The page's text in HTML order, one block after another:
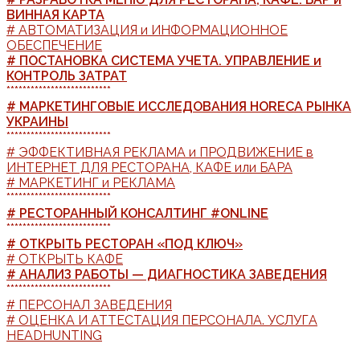
ВИННАЯ КАРТА
# АВТОМАТИЗАЦИЯ и ИНФОРМАЦИОННОЕ
ОБЕСПЕЧЕНИЕ
# ПОСТАНОВКА СИСТЕМА УЧЕТА. УПРАВЛЕНИЕ и
КОНТРОЛЬ ЗАТРАТ
**************************
# МАРКЕТИНГОВЫЕ ИССЛЕДОВАНИЯ HORECA РЫНКА
УКРАИНЫ
**************************
# ЭФФЕКТИВНАЯ РЕКЛАМА и ПРОДВИЖЕНИЕ в
ИНТЕРНЕТ ДЛЯ РЕСТОРАНА, КАФЕ или БАРА
# МАРКЕТИНГ и РЕКЛАМА
**************************
# РЕСТОРАННЫЙ КОНСАЛТИНГ #ONLINE
**************************
# ОТКРЫТЬ РЕСТОРАН «ПОД КЛЮЧ»
# ОТКРЫТЬ КАФЕ
# АНАЛИЗ РАБОТЫ — ДИАГНОСТИКА ЗАВЕДЕНИЯ
**************************
# ПЕРСОНАЛ ЗАВЕДЕНИЯ
# ОЦЕНКА И АТТЕСТАЦИЯ ПЕРСОНАЛА. УСЛУГА
HEADHUNTING